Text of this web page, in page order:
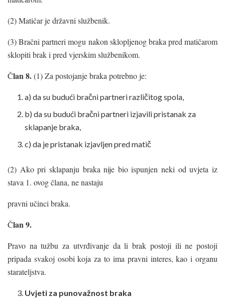
(2) Matičar je državni službenik.
(3) Bračni partneri mogu nakon sklopljenog braka pred matičarom
sklopiti brak i pred vjerskim službenikom.
Član 8.(1) Za postojanje braka potrebno je:
a) da su budući bračni partneri različitog spola,
b) da su budući bračni partneri izjavili pristanak za
sklapanje braka,
c) da je pristanak izjavljen pred matič
(2) Ako pri sklapanju braka nije bio ispunjen neki od uvjeta iz
stava 1. ovog člana, ne nastaju
pravni učinci braka.
Član 9.
Pravo na tužbu za utvrđivanje da li brak postoji ili ne postoji
pripada svakoj osobi koja za to ima pravni interes, kao i organu
starateljstva.
Uvjeti za punovažnost braka